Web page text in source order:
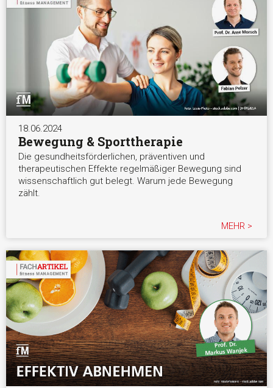
18.06.2024
Bewegung & Sporttherapie
Die gesundheitsförderlichen, präventiven und
therapeutischen Effekte regelmäßiger Bewegung sind
wissenschaftlich gut belegt. Warum jede Bewegung
zählt.
MEHR >